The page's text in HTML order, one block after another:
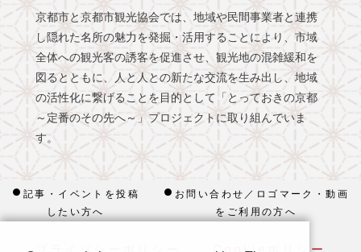
京都市と京都市観光協会では、地域や民間事業者と連携
し隠れた名所の魅力を発掘・活用することにより、市域
全体への観光客の誘客を促進させ、観光地の混雑緩和を
図るとともに、人と人との新たな交流を生み出し、地域
の活性化に繋げることを目的として「とっておきの京都
～定番のその先へ～」プロジェクトに取り組んでいま
す。
記事・イベントを投稿
したい方へ
お問い合わせ／ロゴマーク・動画
をご利用の方へ
プライバシーポリシー Cookieポリシー